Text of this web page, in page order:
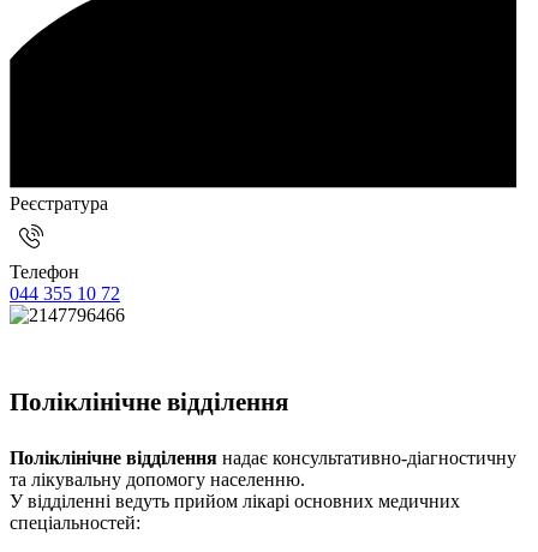
Реєстратура
Телефон
044 355 10 72
Поліклінічне відділення
Поліклінічне відділення надає консультативно-діагностичну
та лікувальну допомогу населенню.
У відділенні ведуть прийом лікарі основних медичних
спеціальностей: